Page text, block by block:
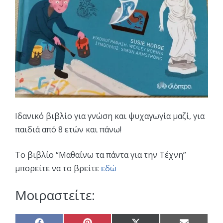
Ιδανικό βιβλίο για γνώση και ψυχαγωγία μαζί, για
παιδιά από 8 ετών και πάνω!
Το βιβλίο “Μαθαίνω τα πάντα για την Τέχνη”
μπορείτε να το βρείτεεδώ
Μοιραστείτε: